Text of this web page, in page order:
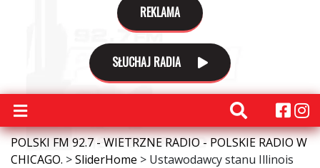
REKLAMA
SŁUCHAJ RADIA
POLSKI FM 92.7 - WIETRZNE RADIO - POLSKIE RADIO W
CHICAGO. >SliderHome > Ustawodawcy stanu Illinois